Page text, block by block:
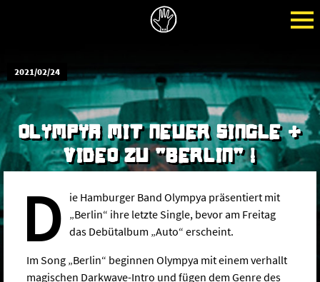
2021/02/24
OLYMPYA MIT NEUER SINGLE +
VIDEO ZU "BERLIN" !
D ie Hamburger Band Olympya präsentiert mit
„Berlin“ ihre letzte Single, bevor am Freitag
das Debütalbum „Auto“ erscheint.
Im Song „Berlin“ beginnen Olympya mit einem verhallt
magischen Darkwave-Intro und fügen dem Genre des